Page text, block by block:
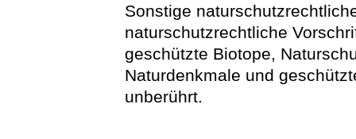
Sonstige
naturschutzrechtliche
geschützte Biotope,
Naturdenkmale und
unberührt.